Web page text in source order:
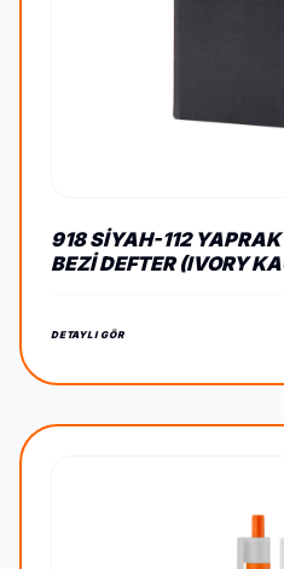
918 SIYAH-112 YAPRAK
BEZI DEFTER (IVORY
DETAYLI GÖR